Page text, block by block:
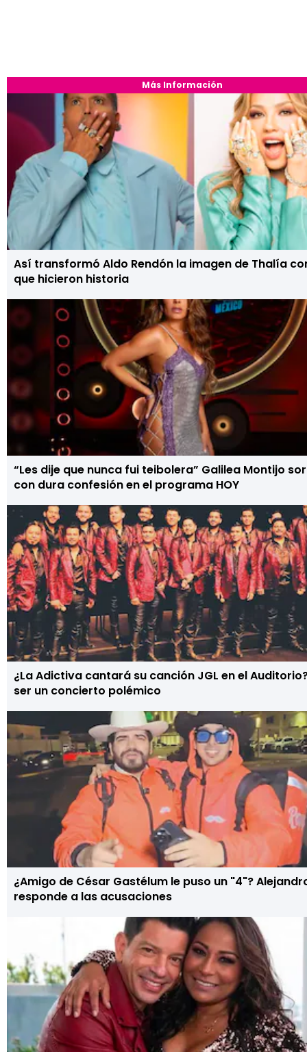
Más Información
Así transformó Aldo Rendón la imagen de Thalía
que hicieron historia
“Les dije que nunca fui teibolera” Galilea Montijo
con dura confesión en el programa HOY
¿La Adictiva cantará su canción JGL en el
ser un concierto polémico
¿Amigo de César Gastélum le puso un "4"?
responde a las acusaciones